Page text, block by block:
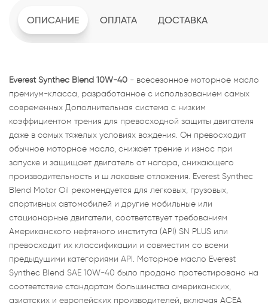
ОПИСАНИЕ ОПЛАТА ДОСТАВКА
Everest Synthec Blend 10W-40 - всесезонное моторное масло
премиум-класса, разработанное с использованием самых
современных Дополнительная система с низким
коэффициентом трения для превосходной защиты двигателя
даже в самых тяжелых условиях вождения. Он превосходит
обычное моторное масло, снижает трение и износ при
запуске и защищает двигатель от нагара, снижающего
производительность и ш лаковые отложения. Everest Synthec
Blend Motor Oil рекомендуется для легковых, грузовых,
спортивных автомобилей и другие мобильные или
стационарные двигатели, соответствует требованиям
Американского нефтяного института (API) SN PLUS или
превосходит их классификации и совместим со всеми
предыдущими категориями API. Моторное масло Everest
Synthec Blend SAE 10W-40 было продано протестировано на
соответствие стандартам большинства американских,
азиатских и европейских производителей, включая ACEA